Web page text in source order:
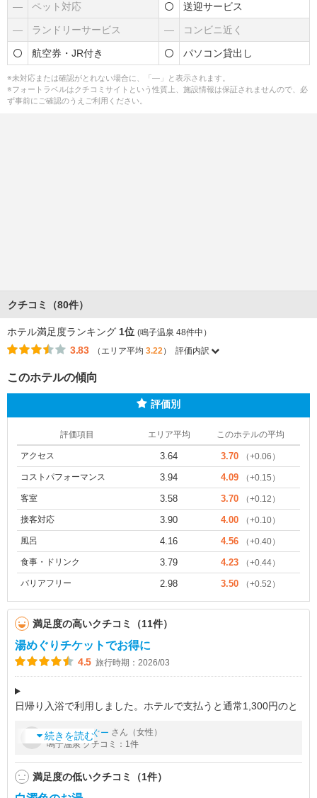
― ペット対応 送迎サービス
― ランドリーサービス ― コンビニ近く
航空券・JR付き パソコン貸出し
※未対応または確認がとれない場合に、「―」と表示されます。
※フォートラベルはクチコミサイトという性質上、施設情報は保証されませんので、必
ず事前にご確認のうえご利用ください。
クチコミ（80件）
ホテル満足度ランキング 1位 (鳴子温泉 48件中）
3.83 （エリア平均 3.22） 評価内訳
このホテルの傾向
評価別
評価項目 エリア平均 このホテルの平均
アクセス 3.64 3.70 （+0.06）
コストパフォーマンス 3.94 4.09 （+0.15）
客室 3.58 3.70 （+0.12）
接客対応 3.90 4.00 （+0.10）
風呂 4.16 4.56 （+0.40）
食事・ドリンク 3.79 4.23 （+0.44）
バリアフリー 2.98 3.50 （+0.52）
満足度の高いクチコミ（11件）
湯めぐりチケットでお得に
4.5 旅行時期：2026/03
日帰り入浴で利用しました。ホテルで支払うと通常1,300円のと
有効、1,300円)を購入すると、鳴子ホテルはシール5枚で入浴で
きます。残りの
続きを読む
byあんちんぐー さん（女性）
鳴子温泉 クチコミ：1件
満足度の低いクチコミ（1件）